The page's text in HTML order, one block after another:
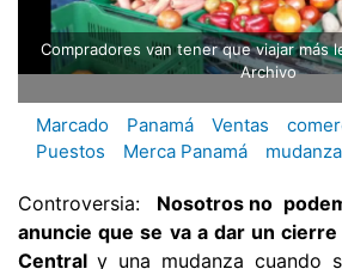
Compradores van tener que viajar más
Archivo
Marcado Panamá Ventas
Puestos
Merca Panamá mudanza
Controversia:
 Nosotros no
anuncie que se va a dar un
Central y una mudanza cuando